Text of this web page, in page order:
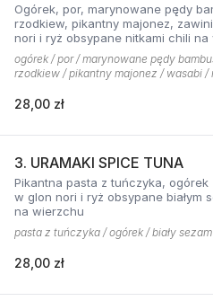
Ogórek, por, marynowane pędy
rzodkiew, pikantny majonez,
nori i ryż obsypane nitkami chili na
ogórek / por / marynowane pędy
rzodkiew / pikantny majonez / wasabi /
28,00 zł
3. URAMAKI SPICE TUNA
Pikantna pasta z tuńczyka, ogórek
w glon nori i ryż obsypane białym
na wierzchu
pasta z tuńczyka / ogórek / biały
28,00 zł